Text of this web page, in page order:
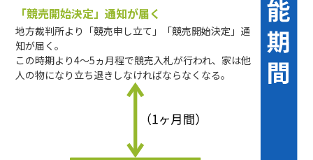
「競売開始決定」通知が届く
地方裁判所より「競売申し立て」「競売開始決定」通
知が届く。
この時期より4～5ヵ月程で競売入札が行われ、家は他
人の物になり立ち退きしなければならなくなる。